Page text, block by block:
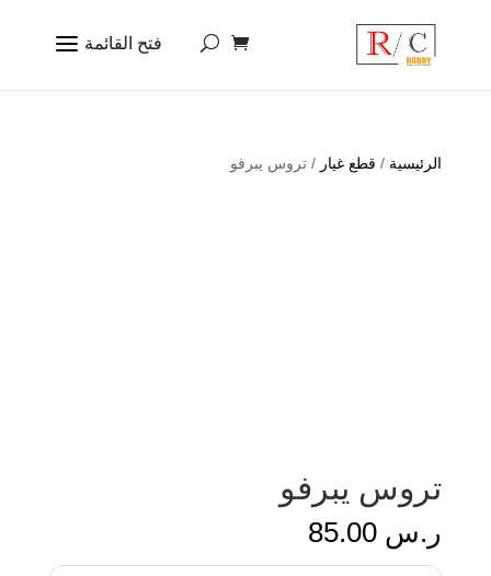
الرئيسية / قطع غيار / تروس يبرفو
تروس يبرفو
ر.س